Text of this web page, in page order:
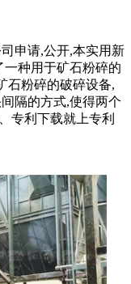
申请,公开,本实用新
种用于矿石粉碎的
石粉碎的破碎设备,
隔的方式,使得两个
专利下载就上专利